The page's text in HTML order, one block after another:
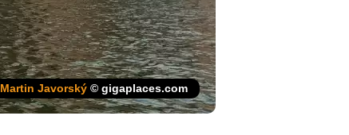
Martin Javorský © gigaplaces.com